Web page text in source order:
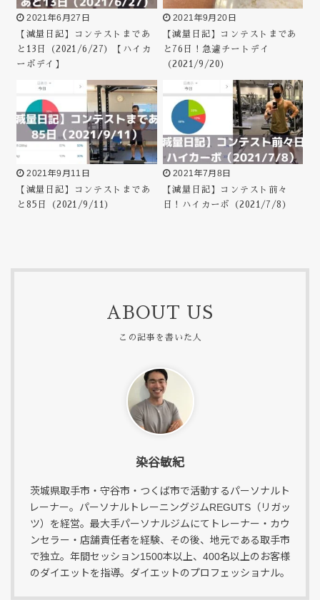
2021年6月27日
【減量日記】コンテストまであ
と13日（2021/6/27）【ハイカ
ーボデイ】
2021年9月20日
【減量日記】コンテストまであ
と76日！急遽チートデイ
（2021/9/20）
2021年9月11日
【減量日記】コンテストまであ
と85日（2021/9/11）
2021年7月8日
【減量日記】コンテスト前々
日！ハイカーボ（2021/7/8）
ABOUT US
染谷敏紀
茨城県取手市・守谷市・つくば市で活動するパーソナルト
レーナー。パーソナルトレーニングジムREGUTS（リガッ
ツ）を経営。最大手パーソナルジムにてトレーナー・カウ
ンセラー・店舗責任者を経験、その後、地元である取手市
で独立。年間セッション1500本以上、400名以上のお客様
のダイエットを指導。ダイエットのプロフェッショナル。